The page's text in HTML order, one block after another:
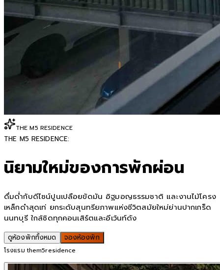
THE M5 RESIDENCE
THE M5 RESIDENCE:
นิยามใหม่ของการพักผ่อน
ดื่มด่ำกับดีไซน์ปูนเปลือยขัดมัน อิฐมอญธรรมชาติ และงานไม้โครง
เหล็กดำสุดเท่ ยกระดับสุนทรียภาพแห่งชีวิตสมัยใหม่ย่านปากเกร็ด
นนทบุรี ใกล้ชิดทุกคอนเสิร์ตและอีเว้นท์ดัง
ดูห้องพักทั้งหมด จองห้องพัก
โรงแรม them5residence